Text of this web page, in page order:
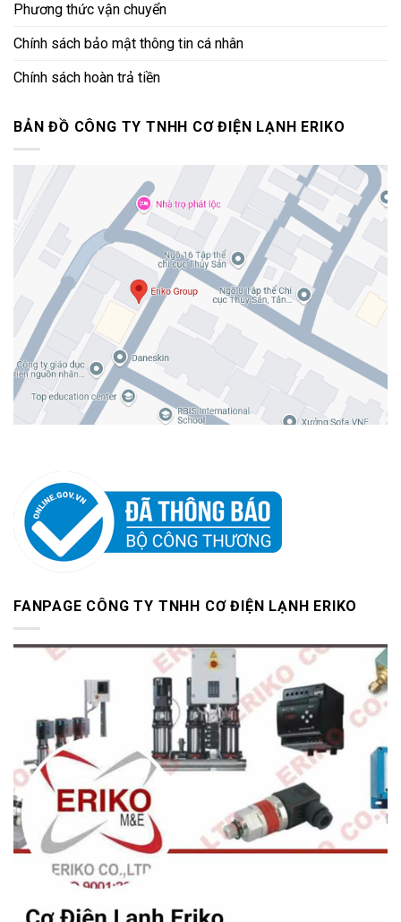
Phương thức vận chuyển
Chính sách bảo mật thông tin cá nhân
Chính sách hoàn trả tiền
BẢN ĐỒ CÔNG TY TNHH CƠ ĐIỆN LẠNH ERIKO
FANPAGE CÔNG TY TNHH CƠ ĐIỆN LẠNH ERIKO